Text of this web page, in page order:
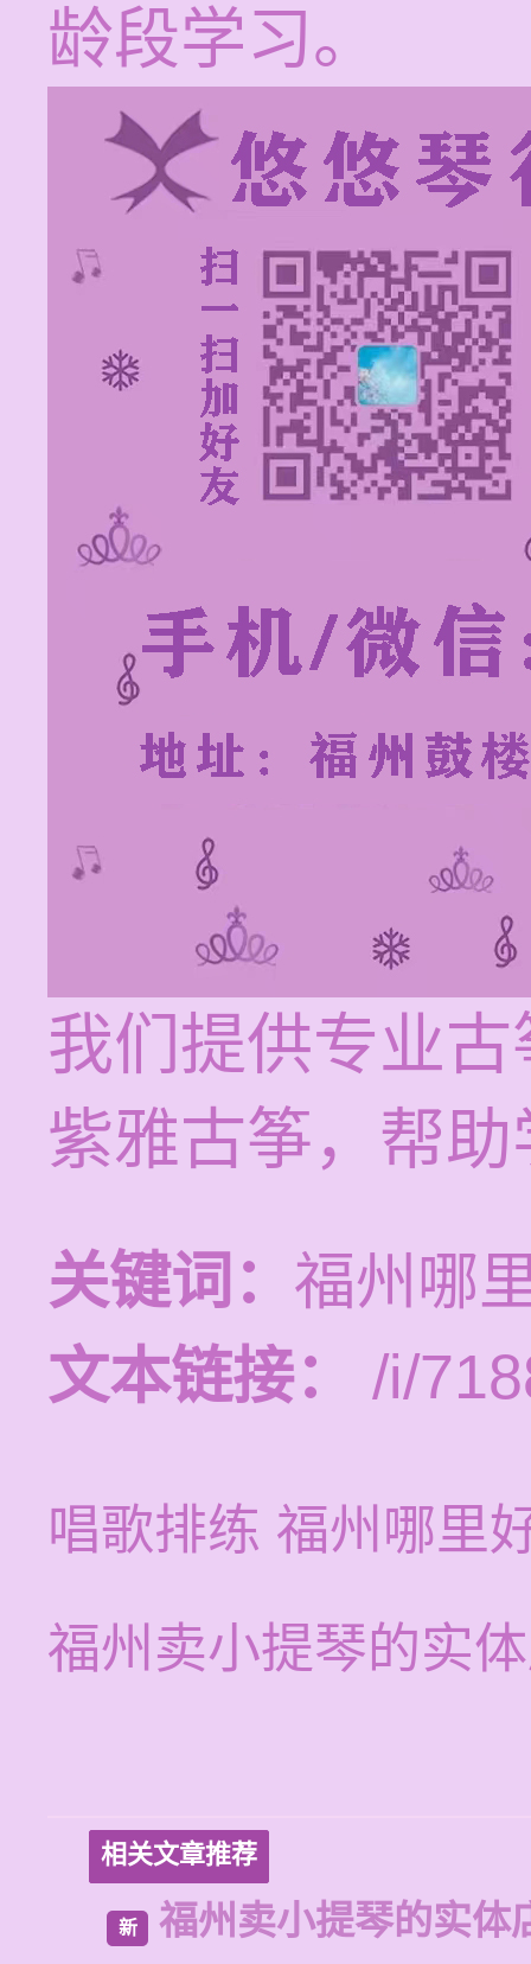
龄段学习。
我们提供专业
紫雅古筝，帮
关键词： 福州哪
文本链接：
/i/
唱歌排练 福州哪里
福州卖小提琴的实
相关文章推荐
新 福州卖小提琴的实体